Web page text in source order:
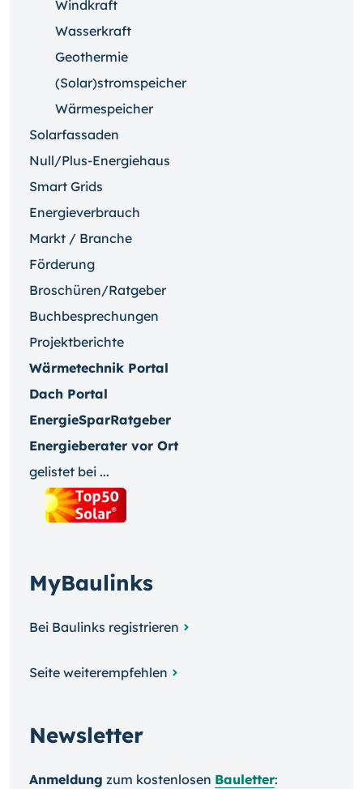
Windkraft
Wasserkraft
Geothermie
(Solar)stromspeicher
Wärmespeicher
Solarfassaden
Null/Plus-Energiehaus
Smart Grids
Energieverbrauch
Markt / Branche
Förderung
Broschüren/Ratgeber
Buchbesprechungen
Projektberichte
Wärmetechnik Portal
Dach Portal
EnergieSparRatgeber
Energieberater vor Ort
gelistet bei ...
MyBaulinks
Bei Baulinks registrieren
Seite weiterempfehlen
Newsletter
Anmeldung zum kosten­losen Bauletter: